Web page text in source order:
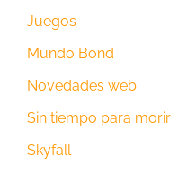
Juegos
Mundo Bond
Novedades web
Sin tiempo para morir
Skyfall